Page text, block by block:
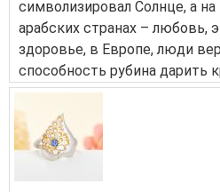
символизировал Солнце, а
арабских странах – любовь,
здоровье, в Европе, люди
способность рубина дарить